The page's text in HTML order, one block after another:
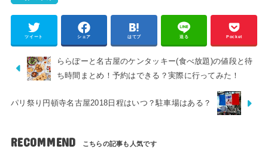
ツイート シェア はてブ 送る Pocket
ららぽーと名古屋のケンタッキー(食べ放題)の値段と待
ち時間まとめ！予約はできる？実際に行ってみた！
パリ祭り円頓寺名古屋2018日程はいつ？駐車場はある？
RECOMMEND